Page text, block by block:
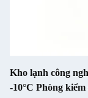
Kho lạnh công
-10°C Phòng